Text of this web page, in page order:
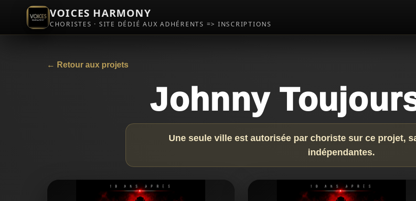
VOICES HARMONY
CHORISTES · SITE DÉDIÉ AUX ADHÉRENTS => INSCRIPTIONS
← Retour aux projets
Johnny
Une seule ville est autorisée par choriste sur ce projet,
indépendantes.